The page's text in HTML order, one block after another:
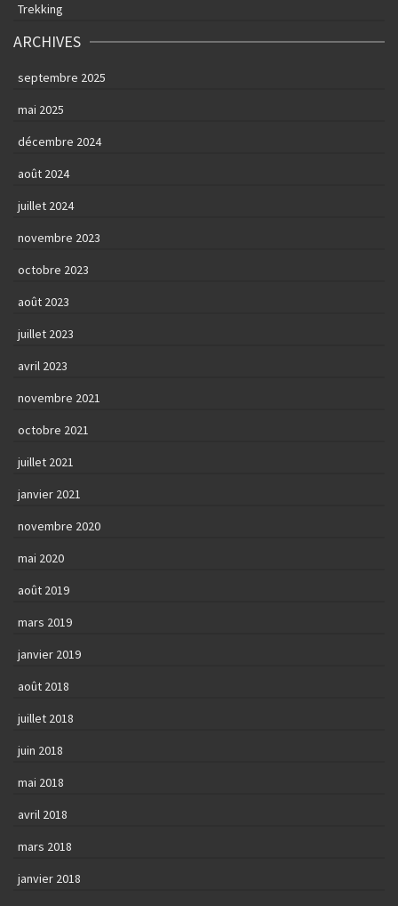
Trekking
ARCHIVES
septembre 2025
mai 2025
décembre 2024
août 2024
juillet 2024
novembre 2023
octobre 2023
août 2023
juillet 2023
avril 2023
novembre 2021
octobre 2021
juillet 2021
janvier 2021
novembre 2020
mai 2020
août 2019
mars 2019
janvier 2019
août 2018
juillet 2018
juin 2018
mai 2018
avril 2018
mars 2018
janvier 2018